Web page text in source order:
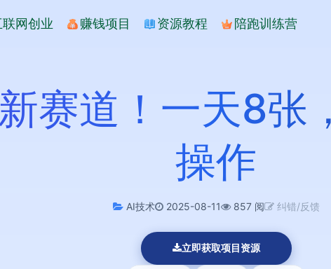
联网创业 赚钱项目 资源教程 陪跑训练营
赛道！一天8张
操作
AI技术 2025-08-11 857 阅 纠错/反馈
立即获取项目资源